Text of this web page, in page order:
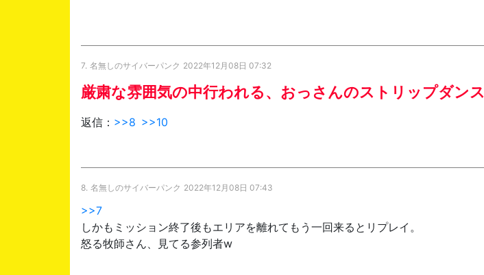
7. 名無しのサイバーパンク 2022年12月08日 07:32
厳粛な雰囲気の中行われる、おっさんのストリップダンス
返信： >>8 >>10
8. 名無しのサイバーパンク 2022年12月08日 07:43
>>7
しかもミッション終了後もエリアを離れてもう一回来るとリプレイ。
怒る牧師さん、見てる参列者w